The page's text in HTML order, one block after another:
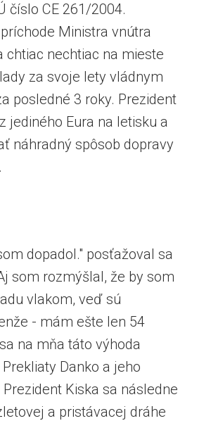
číslo CE 261/2004.
Ministra vnútra
chtiac nechtiac na mieste
za svoje lety vládnym
posledné 3 roky. Prezident
jediného Eura na letisku a
náhradný spôsob dopravy
dopadol." posťažoval sa
som rozmýšlal, že by som
vlakom, veď sú
- mám ešte len 54
na mňa táto výhoda
Danko a jeho
Kiska sa následne
a pristávacej dráhe